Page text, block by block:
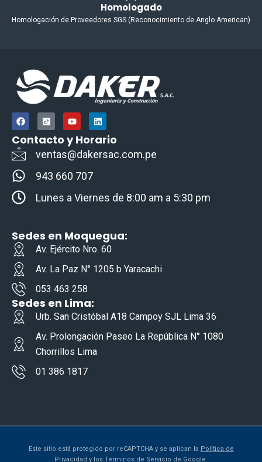
Homologado
Homologación de Proveedores SGS (Reconocimiento de Anglo American)
F
a
c
e
b
o
o
k
I
c
o
n
-
t
k
o
k
u
a
e
Y
o
u
t
u
b
L
i
n
k
e
d
Contacto y Horario
ventas@dakersac.com.pe
943 660 707
Lunes a Viernes de 8:00 am a 5:30 pm
Sedes en Moquegua:
Av. Ejército Nro. 60
Av. La Paz N° 1205 b Yaracachi
053 463 258
Sedes en Lima:
Urb. San Cristóbal A18 Campoy SJL Lima 36
Av. Prolongación Paseo La República N° 1080
Chorrillos Lima
01 386 1817
Este sitio está protegido por reCAPTCHA y se aplican la Política de
Privacidad y los Términos de Servicio de Google.